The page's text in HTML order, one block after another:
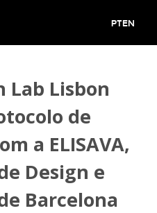
PT EN
Lab Lisbon
de
a ELISAVA,
Design e
Barcelona